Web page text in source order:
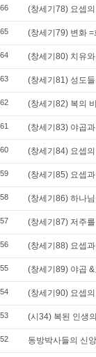
(창세기78) 요셉
(창세기79) 변화
(창세기80) 치유
(창세기81) 성도
(창세기82) 복의
(창세기83) 야곱
(창세기84) 요셉
(창세기85) 요셉
(창세기86) 하나
(창세기87) 저주
(창세기88) 요셉
(창세기89) 야곱
(창세기90) 요셉
(시34) 복된 인생
동방박사들의 신